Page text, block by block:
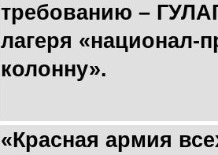
требованию –
лагеря «национал-
колонну».
«Красная армия